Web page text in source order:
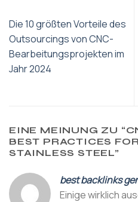
Die 10 größten Vorteile des
Outsourcings von CNC-
Bearbeitungsprojekten im
Jahr 2024
EINE MEINUNG ZU “
BEST PRACTICES
STAINLESS STEEL”
best backlinks
Einige wirklich